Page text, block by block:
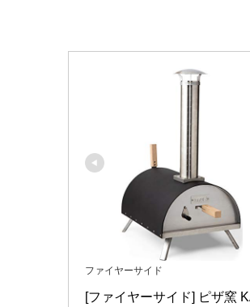
ファイヤーサイド
[ファイヤーサイド] ピザ窯